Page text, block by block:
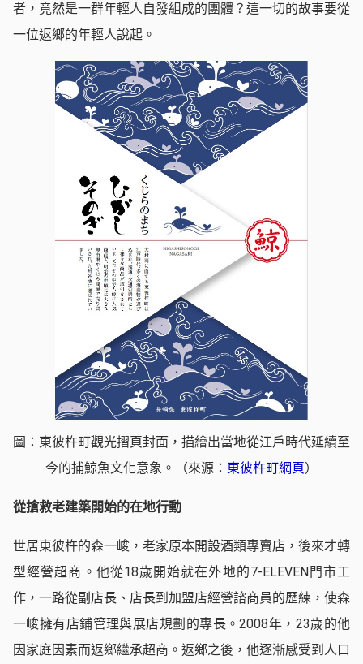
者，竟然是一群年輕人自發組成的團體？這一切的故事要從
一位返鄉的年輕人說起。
圖：東彼杵町觀光摺頁封面，描繪出當地從江戶時代延續至
今的捕鯨魚文化意象。（來源： 東彼杵町網頁）
從搶救老建築開始的在地行動
世居東彼杵的森一峻，老家原本開設酒類專賣店，後來才轉
型經營超商。他從18歲開始就在外地的7-ELEVEN門市工
作，一路從副店長、店長到加盟店經營諮商員的歷練，使森
一峻擁有店鋪管理與展店規劃的專長。2008年，23歲的他
因家庭因素而返鄉繼承超商。返鄉之後，他逐漸感受到人口